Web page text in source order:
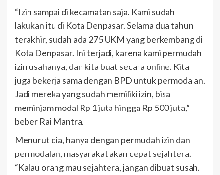
“Izin sampai di kecamatan saja. Kami sudah
lakukan itu di Kota Denpasar. Selama dua tahun
terakhir, sudah ada 275 UKM yang berkembang di
Kota Denpasar. Ini terjadi, karena kami permudah
izin usahanya, dan kita buat secara online. Kita
juga bekerja sama dengan BPD untuk permodalan.
Jadi mereka yang sudah memiliki izin, bisa
meminjam modal Rp 1 juta hingga Rp 500 juta,”
beber Rai Mantra.
Menurut dia, hanya dengan permudah izin dan
permodalan, masyarakat akan cepat sejahtera.
“Kalau orang mau sejahtera, jangan dibuat susah.